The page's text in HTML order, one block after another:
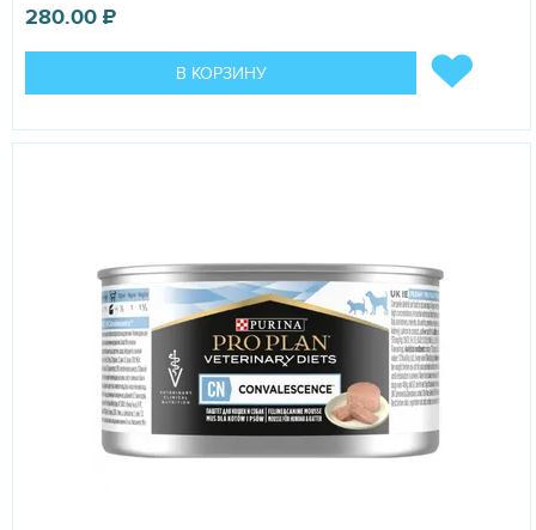
280.00₽
В КОРЗИНУ